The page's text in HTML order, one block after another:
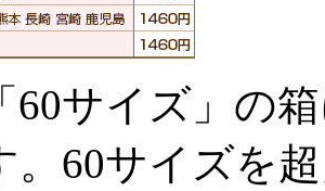
60サイズ」の
。60サイズを